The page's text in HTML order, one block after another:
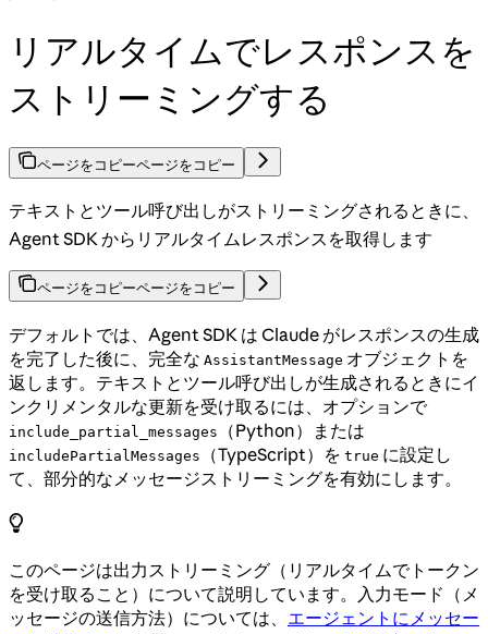
リアルタイムでレスポンスを
ストリーミングする
ページをコピーページをコピー
テキストとツール呼び出しがストリーミングされるときに、
Agent SDK からリアルタイムレスポンスを取得します
ページをコピーページをコピー
デフォルトでは、Agent SDK は Claude がレスポンスの生成
を完了した後に、完全な AssistantMessage オブジェクトを
返します。テキストとツール呼び出しが生成されるときにイ
ンクリメンタルな更新を受け取るには、オプションで
include_partial_messages （Python）または
includePartialMessages （TypeScript）を true に設定し
て、部分的なメッセージストリーミングを有効にします。
このページは出力ストリーミング（リアルタイムでトークン
を受け取ること）について説明しています。入力モード（メ
ッセージの送信方法）については、 エージェントにメッセー